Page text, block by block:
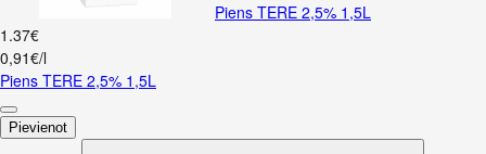
Piens TERE 2,5% 1,5L
1 .37€
0,91€/l
Piens TERE 2,5% 1,5L
Pievienot